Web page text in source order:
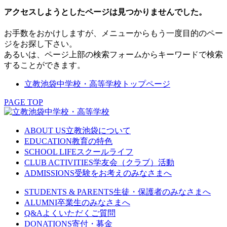
アクセスしようとしたページは見つかりませんでした。
お手数をおかけしますが、メニューからもう一度目的のペー
ジをお探し下さい。
あるいは、ページ上部の検索フォームからキーワードで検索
することができます。
立教池袋中学校・高等学校トップページ
PAGE TOP
ABOUT US立教池袋について
EDUCATION教育の特色
SCHOOL LIFEスクールライフ
CLUB ACTIVITIES学友会（クラブ）活動
ADMISSIONS受験をお考えのみなさまへ
STUDENTS & PARENTS生徒・保護者のみなさまへ
ALUMNI卒業生のみなさまへ
Q&A よくいただくご質問
DONATIONS寄付・募金